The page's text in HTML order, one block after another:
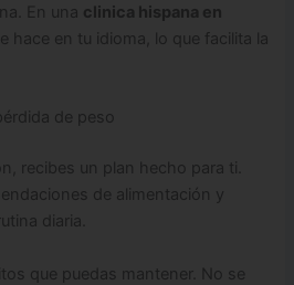
En una clinica hispana en
hace en tu idioma, lo que facilita la
de peso
recibes un plan hecho para ti.
de alimentación y
diaria.
que puedas mantener. No se